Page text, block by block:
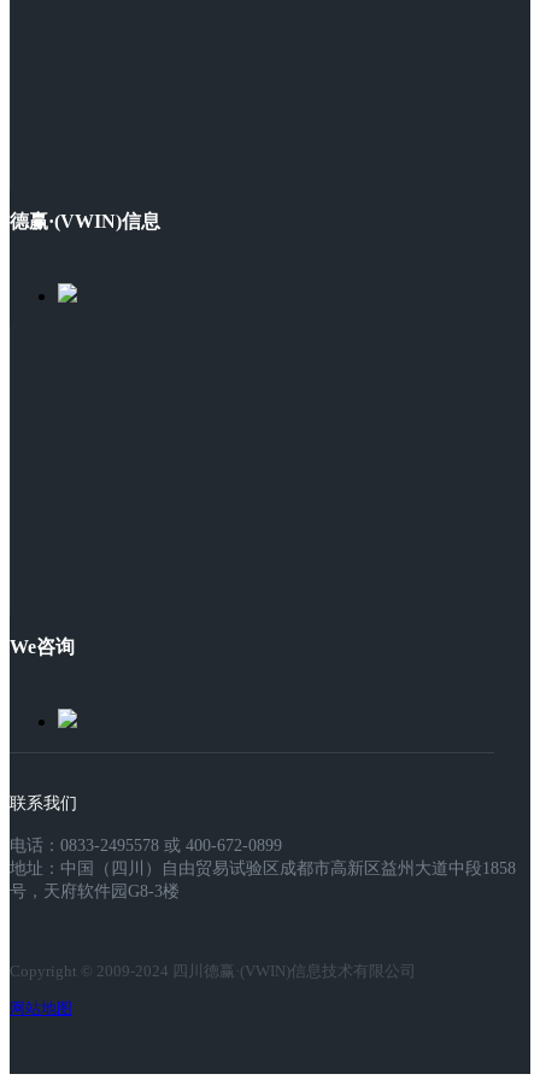
德赢·(VWIN)信息
We咨询
联系我们
电话：0833-2495578 或 400-672-0899
地址：中国（四川）自由贸易试验区成都市高新区益州大道中段1858
号，天府软件园G8-3楼
Copyright © 2009-2024 四川德赢·(VWIN)信息技术有限公司
网站地图